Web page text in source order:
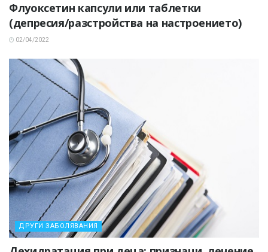
Флуоксетин капсули или таблетки
(депресия/разстройства на настроението)
02/04/2022
ДРУГИ ЗАБОЛЯВАНИЯ